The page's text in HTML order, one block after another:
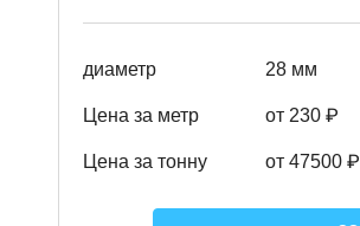
диаметр 28 мм
Цена за метр от 230 ₽
Цена за тонну от 47500 ₽